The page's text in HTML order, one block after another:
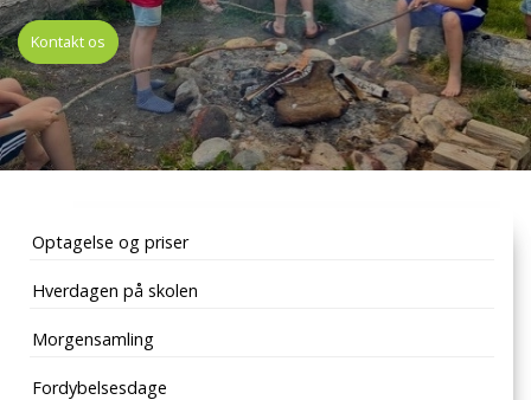
Kontakt os
Primær
Optagelse og priser
Hverdagen på skolen
Morgensamling
Fordybelsesdage